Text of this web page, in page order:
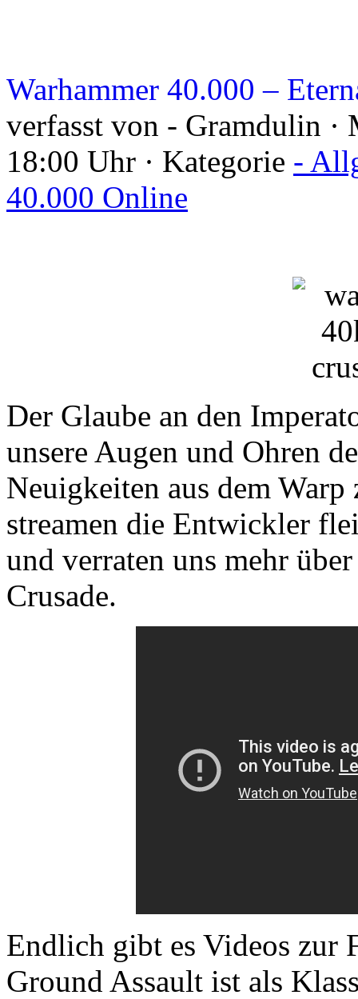
Warhammer 40.000 –
verfasst von - Gramdulin ·
18:00 Uhr · Kategorie -
40.000 Online
Der Glaube an den
unsere Augen und Ohren
Neuigkeiten aus dem
streamen die Entwickler
und verraten uns mehr
Crusade.
Endlich gibt es Videos zur
Ground Assault ist als